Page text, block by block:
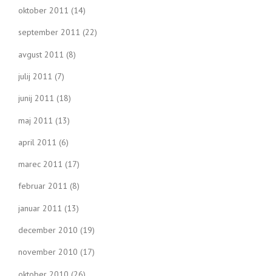
oktober 2011 (14)
september 2011 (22)
avgust 2011 (8)
julij 2011 (7)
junij 2011 (18)
maj 2011 (13)
april 2011 (6)
marec 2011 (17)
februar 2011 (8)
januar 2011 (13)
december 2010 (19)
november 2010 (17)